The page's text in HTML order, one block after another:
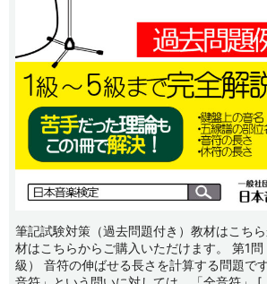
筆記試験対策（過去問題付き）教材はこち
材はこちらからご購入いただけます。 第1
級） 音符の伸ばせる長さを計算する問題で